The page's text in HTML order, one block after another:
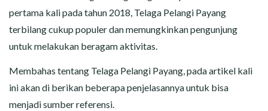
pertama kali pada tahun 2018, Telaga Pelangi Payang
terbilang cukup populer dan memungkinkan pengunjung
untuk melakukan beragam aktivitas.
Membahas tentang Telaga Pelangi Payang, pada artikel kali
ini akan di berikan beberapa penjelasannya untuk bisa
menjadi sumber referensi.